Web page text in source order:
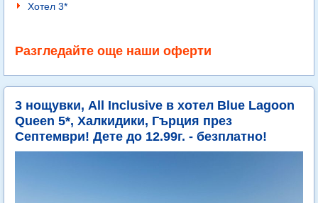
Хотел 3*
Разгледайте още наши оферти
3 нощувки, All Inclusive в хотел Blue Lagoon
Queen 5*, Халкидики, Гърция през
Септември! Дете до 12.99г. - безплатно!